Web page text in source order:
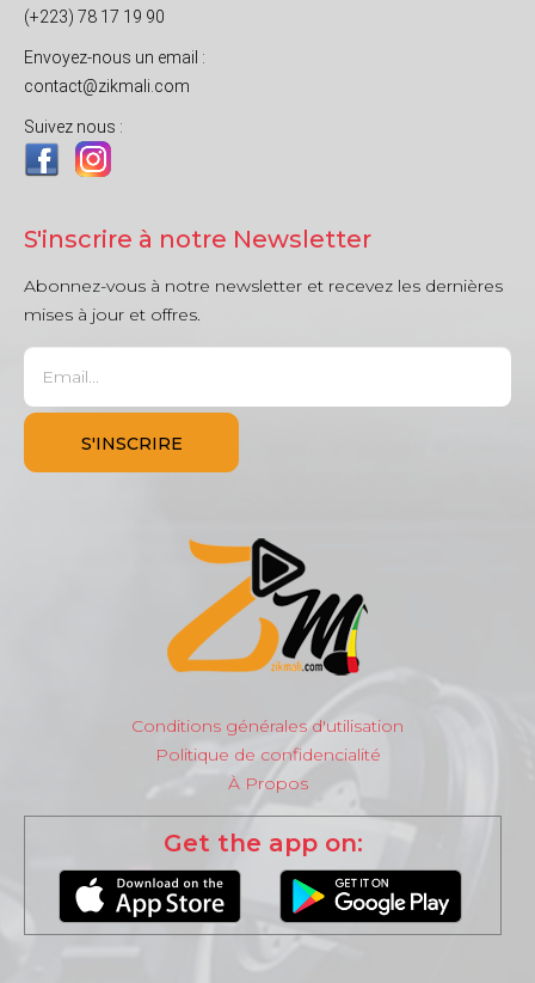
(+223) 78 17 19 90
Envoyez-nous un email :
contact@zikmali.com
Suivez nous :
S'inscrire à notre Newsletter
Abonnez-vous à notre newsletter et recevez les dernières
mises à jour et offres.
Conditions générales d'utilisation
Politique de confidencialité
À Propos
Get the app on: